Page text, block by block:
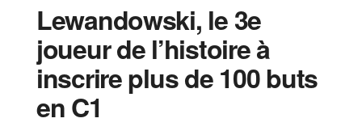
Lewandowski, le 3e
joueur de l’histoire à
inscrire plus de 100 buts
en C1